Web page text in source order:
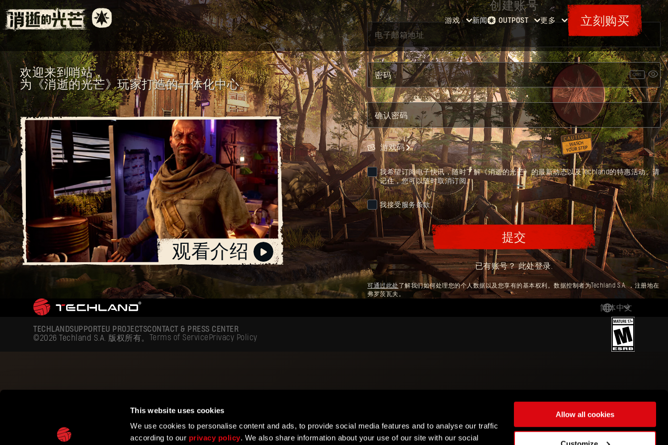
This website uses cookies
We use cookies to personalise content and ads, to provide social media features and to analyse our traffic
according to our privacy policy. We also share information about your use of our site with our social
Allow all cookies
游戏
《消逝
的光
芒》
消
逝的光
芒2
《消逝
的光
芒：困
兽》
新闻 OUTPOST
主页
赏金任务
军械库
票据
更多
特典
地图
立刻购买
欢迎来到哨站，
为《消逝的光芒》玩家打造的一体化中心。
观看介绍
创建账号
电子邮箱地址
密码 CAPS
确认密码
游戏码
我希望订阅电子快讯，随时了解《消逝的光芒》的最新动态以及Techland的特惠活动。请
记住，您可以随时取消订阅 。
我接受服务条款。
提交
已有账号？此处登录
可通过此处 了解我们如何处理您的个人数据以及您享有的基本权利。数据控制者为Techland S.A. ，注册地在
弗罗茨瓦夫。
简体中文
DEUTSCH
ENGLISH
TECHLANDSUPPORT EU PROJECTSCONTACT & PRESS CENTER
©2026 Techland S.A. 版权所有。 Terms of Service Privacy Policy